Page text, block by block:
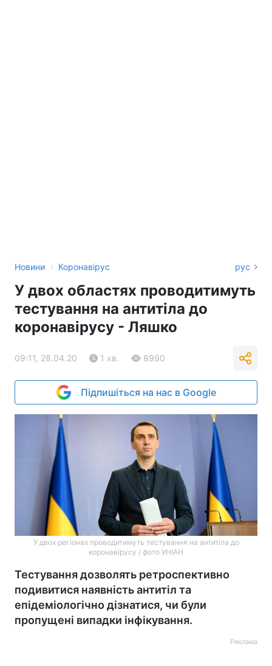
Новини › Коронавірус рус
У двох областях проводитимуть
тестування на антитіла до
коронавірусу - Ляшко
09:11, 28.04.20 1 хв. 8990
Підпишіться на нас в Google
У двох регіонах проводитимуть тестування на антитіла до
коронавірусу / фото УНІАН
Тестування дозволять ретроспективно
подивитися наявність антитіл та
епідеміологічно дізнатися, чи були
пропущені випадки інфікування.
Реклама